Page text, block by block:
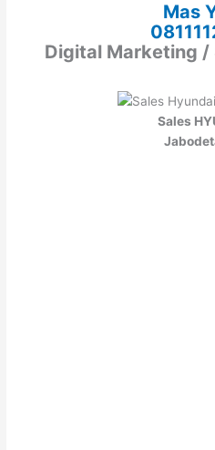
Mas
Digital Marketing /
Sales